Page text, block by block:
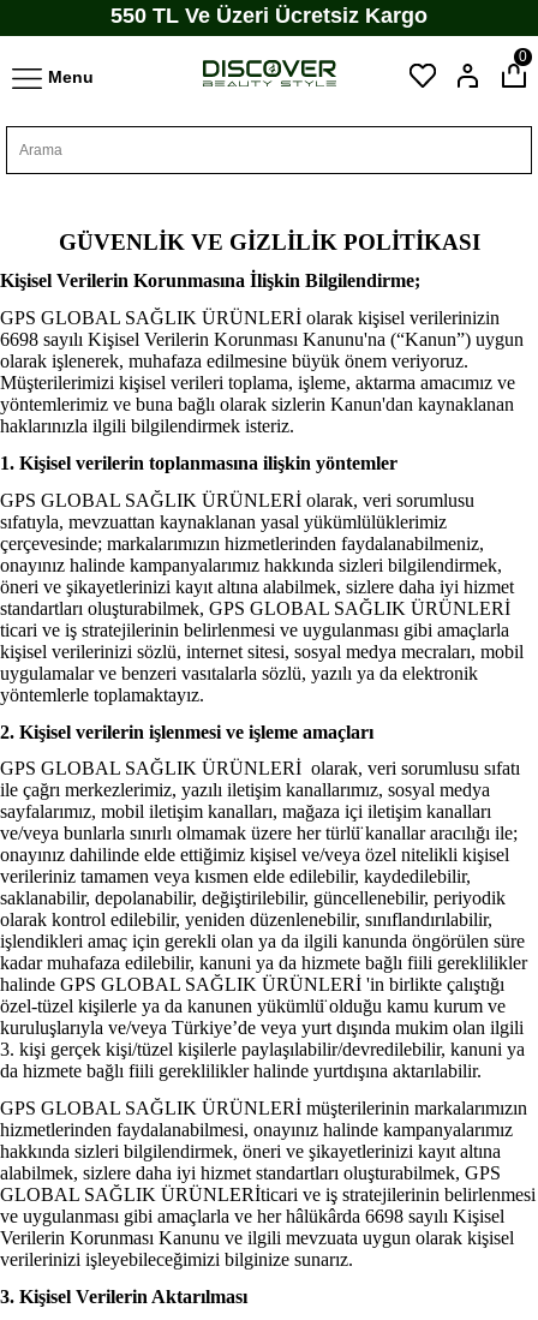
550 TL Ve Üzeri Ücretsiz Kargo
Menu
0
GÜVENLİK VE GİZLİLİK POLİTİKASI
Kişisel Verilerin Korunmasına İlişkin Bilgilendirme;
GPS GLOBAL SAĞLIK ÜRÜNLERİ olarak kişisel verilerinizin
6698 sayılı Kişisel Verilerin Korunması Kanunu'na (“Kanun”) uygun
olarak işlenerek, muhafaza edilmesine büyük önem veriyoruz.
Müşterilerimizi kişisel verileri toplama, işleme, aktarma amacımız ve
yöntemlerimiz ve buna bağlı olarak sizlerin Kanun'dan kaynaklanan
haklarınızla ilgili bilgilendirmek isteriz.
1. Kişisel verilerin toplanmasına ilişkin yöntemler
GPS GLOBAL SAĞLIK ÜRÜNLERİ olarak, veri sorumlusu
sıfatıyla, mevzuattan kaynaklanan yasal yükümlülüklerimiz
çerçevesinde; markalarımızın hizmetlerinden faydalanabilmeniz,
onayınız halinde kampanyalarımız hakkında sizleri bilgilendirmek,
öneri ve şikayetlerinizi kayıt altına alabilmek, sizlere daha iyi hizmet
standartları oluşturabilmek, GPS GLOBAL SAĞLIK ÜRÜNLERİ
ticari ve iş stratejilerinin belirlenmesi ve uygulanması gibi amaçlarla
kişisel verilerinizi sözlü, internet sitesi, sosyal medya mecraları, mobil
uygulamalar ve benzeri vasıtalarla sözlü, yazılı ya da elektronik
yöntemlerle toplamaktayız.
2. Kişisel verilerin işlenmesi ve işleme amaçları
GPS GLOBAL SAĞLIK ÜRÜNLERİ olarak, veri sorumlusu sıfatı
ile çağrı merkezlerimiz, yazılı iletişim kanallarımız, sosyal medya
sayfalarımız, mobil iletişim kanalları, mağaza içi iletişim kanalları
ve/veya bunlarla sınırlı olmamak üzere her türlü̈ kanallar aracılığı ile;
onayınız dahilinde elde ettiğimiz kişisel ve/veya özel nitelikli kişisel
verileriniz tamamen veya kısmen elde edilebilir, kaydedilebilir,
saklanabilir, depolanabilir, değiştirilebilir, güncellenebilir, periyodik
olarak kontrol edilebilir, yeniden düzenlenebilir, sınıflandırılabilir,
işlendikleri amaç için gerekli olan ya da ilgili kanunda öngörülen süre
kadar muhafaza edilebilir, kanuni ya da hizmete bağlı fiili gereklilikler
halinde GPS GLOBAL SAĞLIK ÜRÜNLERİ 'in birlikte çalıştığı
özel-tüzel kişilerle ya da kanunen yükümlü̈ olduğu kamu kurum ve
kuruluşlarıyla ve/veya Türkiye’de veya yurt dışında mukim olan ilgili
3. kişi gerçek kişi/tüzel kişilerle paylaşılabilir/devredilebilir, kanuni ya
da hizmete bağlı fiili gereklilikler halinde yurtdışına aktarılabilir.
GPS GLOBAL SAĞLIK ÜRÜNLERİ müşterilerinin markalarımızın
hizmetlerinden faydalanabilmesi, onayınız halinde kampanyalarımız
hakkında sizleri bilgilendirmek, öneri ve şikayetlerinizi kayıt altına
alabilmek, sizlere daha iyi hizmet standartları oluşturabilmek, GPS
GLOBAL SAĞLIK ÜRÜNLERİticari ve iş stratejilerinin belirlenmesi
ve uygulanması gibi amaçlarla ve her hâlükârda 6698 sayılı Kişisel
Verilerin Korunması Kanunu ve ilgili mevzuata uygun olarak kişisel
verilerinizi işleyebileceğimizi bilginize sunarız.
3. Kişisel Verilerin Aktarılması